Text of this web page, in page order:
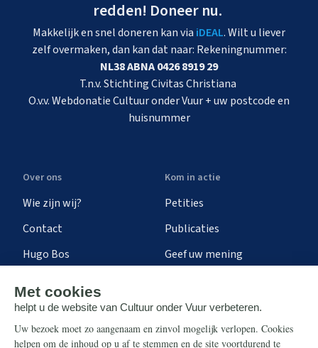
redden! Doneer nu.
Makkelijk en snel doneren kan via iDEAL. Wilt u liever
zelf overmaken, dan kan dat naar: Rekeningnummer:
NL38 ABNA 0426 8919 29
T.n.v. Stichting Civitas Christiana
O.v.v. Webdonatie Cultuur onder Vuur + uw postcode en
huisnummer
Over ons
Wie zijn wij?
Contact
Hugo Bos
Kom in actie
Petities
Publicaties
Geef uw mening
Steun ons Info